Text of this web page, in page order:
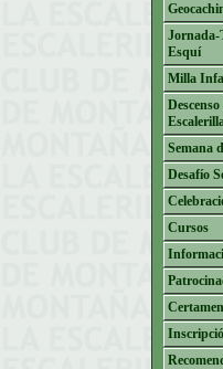
Jornada-
Esquí
Milla
Semana
Desafío
Cursos